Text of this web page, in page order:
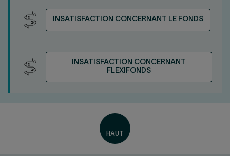
INSATISFACTION CONCERNANT LE FONDS
INSATISFACTION CONCERNANT
FLEXIFONDS